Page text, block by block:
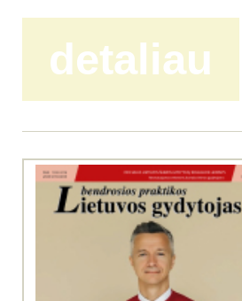
detaliau